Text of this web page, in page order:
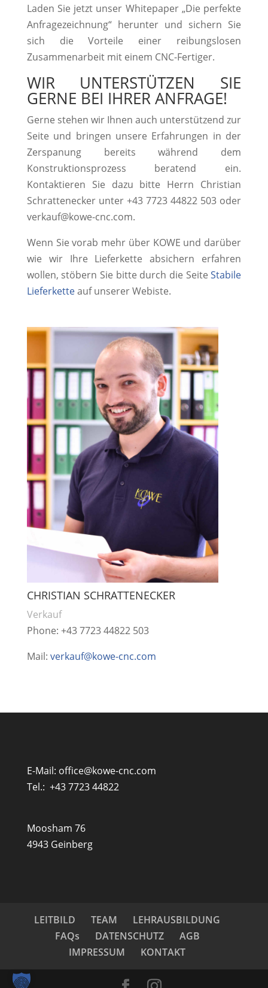
Laden Sie jetzt unser Whitepaper „Die perfekte
Anfragezeichnung“ herunter und sichern Sie
sich die Vorteile einer reibungslosen
Zusammenarbeit mit einem CNC-Fertiger.
WIR UNTERSTÜTZEN SIE
GERNE BEI IHRER ANFRAGE!
Gerne stehen wir Ihnen auch unterstützend zur
Seite und bringen unsere Erfahrungen in der
Zerspanung bereits während dem
Konstruktionsprozess beratend ein.
Kontaktieren Sie dazu bitte Herrn Christian
Schrattenecker unter +43 7723 44822 503 oder
verkauf@kowe-cnc.com.
Wenn Sie vorab mehr über KOWE und darüber
wie wir Ihre Lieferkette absichern erfahren
wollen, stöbern Sie bitte durch die SeiteStabile
Lieferketteauf unserer Webiste.
CHRISTIAN SCHRATTENECKER
Verkauf
Phone: +43 7723 44822 503
Mail: verkauf@kowe-cnc.com
E-Mail: office@kowe-cnc.com
Tel.: +43 7723 44822
Moosham 76
4943 Geinberg
LEITBILD TEAM
LEHRAUSBILDUNG
FAQs
DATENSCHUTZ
AGB
IMPRESSUM
KONTAKT